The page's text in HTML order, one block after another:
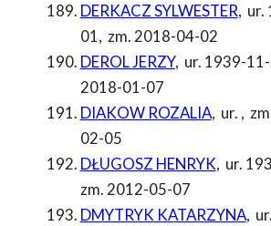
DERKACZ SYLWESTER, ur.
01, zm. 2018-04-02
DEROL JERZY, ur. 1939-
2018-01-07
DIAKOW ROZALIA, ur. ,
02-05
DŁUGOSZ HENRYK, ur.
zm. 2012-05-07
DMYTRYK KATARZYNA,